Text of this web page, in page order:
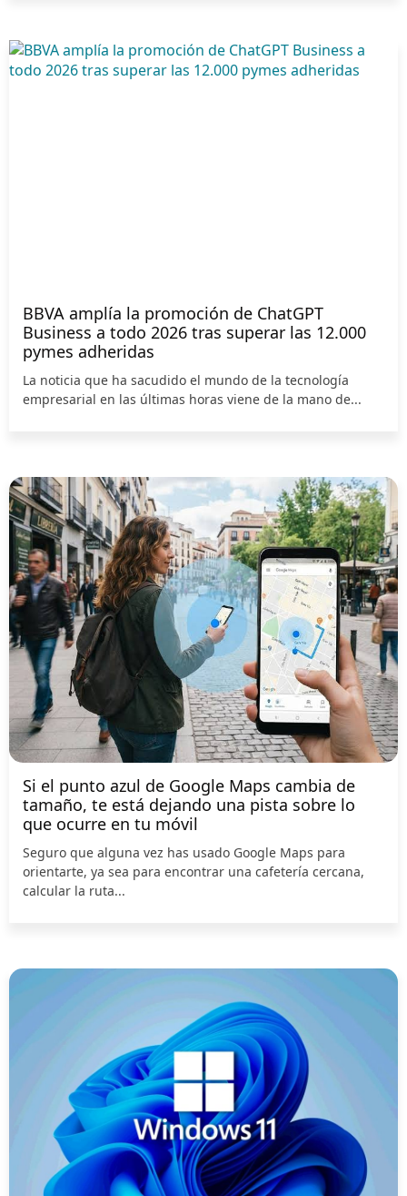
BBVA amplía la promoción de ChatGPT
Business a todo 2026 tras superar las 12.000
pymes adheridas
La noticia que ha sacudido el mundo de la tecnología
empresarial en las últimas horas viene de la mano de...
Si el punto azul de Google Maps cambia de
tamaño, te está dejando una pista sobre lo
que ocurre en tu móvil
Seguro que alguna vez has usado Google Maps para
orientarte, ya sea para encontrar una cafetería cercana,
calcular la ruta...